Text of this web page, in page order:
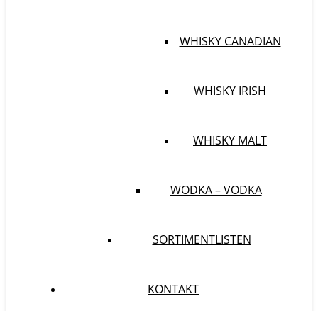
WHISKY CANADIAN
WHISKY IRISH
WHISKY MALT
WODKA – VODKA
SORTIMENTLISTEN
KONTAKT